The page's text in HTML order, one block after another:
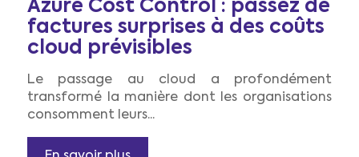
Azure Cost Control : passez de
factures surprises à des coûts
cloud prévisibles
Le passage au cloud a profondément
transformé la manière dont les organisations
consomment leurs...